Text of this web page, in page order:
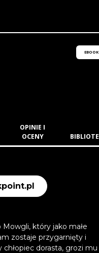
EBOOK
OPINIE I
OCENY
który jako małe
zostaje przygarnięty i
dorasta, grozi mu